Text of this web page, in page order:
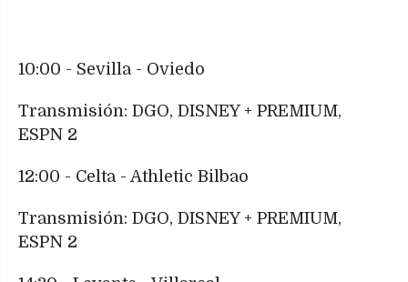
10:00 - Sevilla - Oviedo
Transmisión: DGO, DISNEY + PREMIUM,
ESPN 2
12:00 - Celta - Athletic Bilbao
Transmisión: DGO, DISNEY + PREMIUM,
ESPN 2